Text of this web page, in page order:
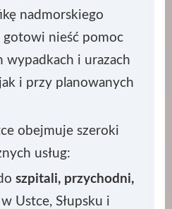
nadmorskiego
nieść pomoc
wypadkach i urazach
i przy planowanych
obejmuje szeroki
usług:
szpitali, przychodni,
w Ustce, Słupsku i